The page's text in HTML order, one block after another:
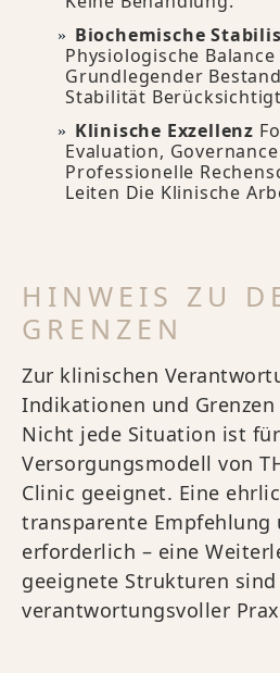
Biochemische
Physiologische Balance
Grundlegender
Stabilität
Klinische Exzellenz
Evaluation,
Professionelle
Leiten Die Klinische
HINWEIS ZU
GRENZEN
Zur klinischen
Indikationen und
Nicht jede Situation ist
Versorgungsmodell von
Clinic geeignet. Eine
transparente Empfehlung
erforderlich – eine
geeignete Strukturen
verantwortungsvoller